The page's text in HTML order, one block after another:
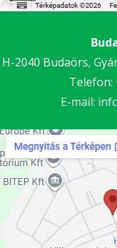
H-2040 Budaörs,
Telefon:
E-mail: